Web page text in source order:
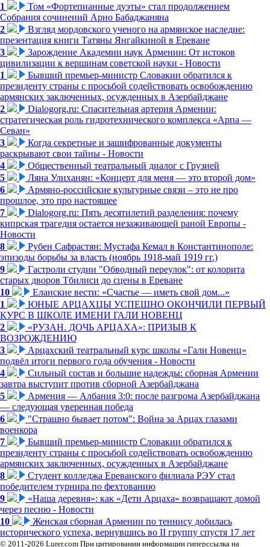
1
Том «Фортепианные дуэты» стал продолжением
Собрания сочинений Арно Бабаджаняна
2
Взгляд мордовского ученого на армянское наследие:
презентация книги Татяны Янгайкиной в Ереване
3
Зарождение Академии наук Армении: От истоков
цивилизации к вершинам советской науки - Новости
1
Бывший премьер-министр Словакии обратился к
президенту страны с просьбой содействовать освобождению
армянских заключенных, осужденных в Азербайджане
2
Dialogorg.ru: Спасительная артерия Армении:
стратегическая роль гидротехнического комплекса «Арпа —
Севан»
3
Когда секретные и зашифрованные документы
раскрывают свои тайны - Новости
4
Общественный театральный диалог с Грузией
5
Ляна Улиханян: «Концерт для меня — это второй дом»
6
Армяно-российские культурные связи – это не про
прошлое, это про настоящее
7
Dialogorg.ru: Пять десятилетий разделения: почему
кипрская трагедия остается незаживающей раной Европы -
Новости
8
Рубен Сафрастян: Мустафа Кемал в Константинополе:
эпизоды борьбы за власть (ноябрь 1918-май 1919 гг.)
9
Гастроли студии "Обводный переулок": от колорита
старых дворов Тбилиси до сцены в Ереване
10
Еланские вести: «Счастье — иметь свой дом...»
1
ЮНЫЕ АРЦАХЦЫ УСПЕШНО ОКОНЧИЛИ ПЕРВЫЙ
КУРС В ШКОЛЕ ИМЕНИ ГАЛИ НОВЕНЦ
2
«РУЗАН. ДОЧЬ АРЦАХА»: ПРИЗЫВ К
ВОЗРОЖДЕНИЮ
3
Арцахский театральный курс школы «Гали Новенц»
подвёл итоги первого года обучения - Новости
4
Сильный состав и большие надежды: сборная Армении
завтра выступит против сборной Азербайджана
5
Армения — Албания 3:0: после разгрома Азербайджана
— следующая уверенная победа
6
"Страшно бывает потом": Война за Арцах глазами
военкора
7
Бывший премьер-министр Словакии обратился к
президенту страны с просьбой содействовать освобождению
армянских заключенных, осужденных в Азербайджане
8
Студент колледжа Ереванского филиала РЭУ стал
победителем турнира по фехтованию
9
«Наша деревня»: как «Дети Арцаха» возвращают домой
через песню - Новости
10
Женская сборная Армении по теннису добилась
исторического успеха, вернувшись во II группу спустя 17 лет
© 2011-2026 Lurer.com При цитировании информации гиперссылка на